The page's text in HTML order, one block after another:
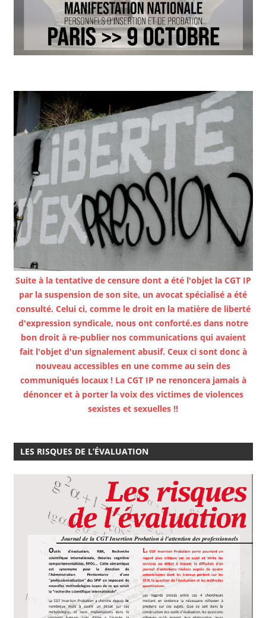
Suite à la tentative de censure dont a été l'objet la CGT IP
par la suspension de son site, un avocat spécialisé a été
consulté. Celui ci, comme le droit en la matière de liberté
d'expression syndicale, nous ont conforté.es dans notre
bon droit à re-publier nos communications qui avaient
fait l'objet d'un signalement abusif. Ceux ci sont donc à
nouveau accessibles en une comme au sein des
communiqués locaux ! La CGT IP ne renoncera jamais à
dénoncer et à porter la voix des victimes de violences
sexistes et sexuelles !!
LES RISQUES DE L’ÉVALUATION